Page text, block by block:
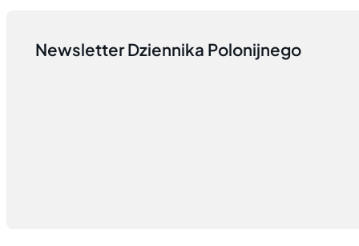
Newsletter Dziennika Polonijnego